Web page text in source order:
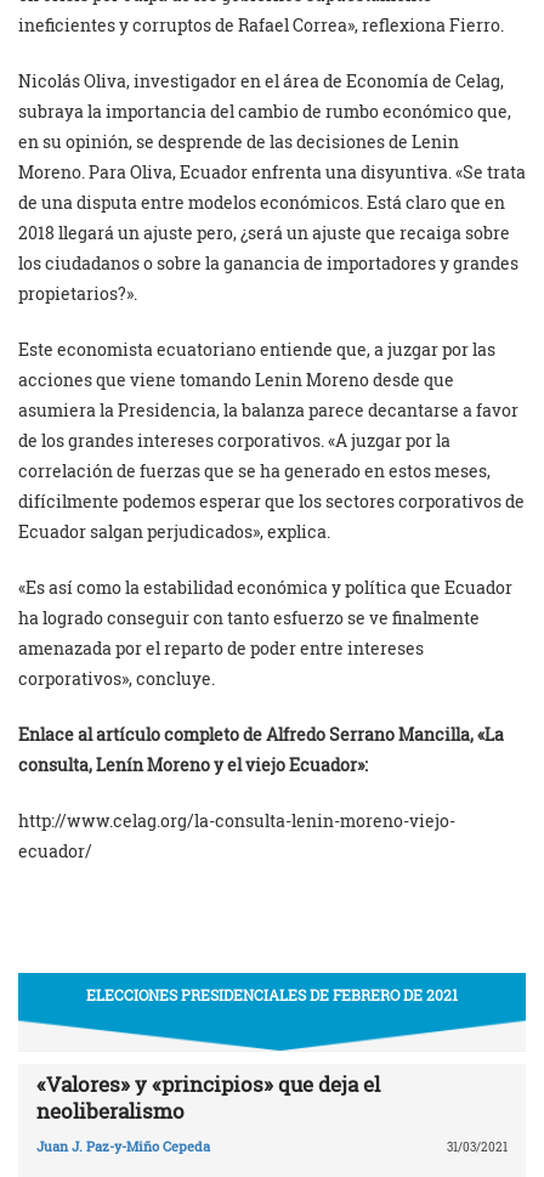
ineficientes y corruptos de Rafael Correa», reflexiona Fierro.
Nicolás Oliva, investigador en el área de Economía de Celag,
subraya la importancia del cambio de rumbo económico que,
en su opinión, se desprende de las decisiones de Lenin
Moreno. Para Oliva, Ecuador enfrenta una disyuntiva. «Se trata
de una disputa entre modelos económicos. Está claro que en
2018 llegará un ajuste pero, ¿será un ajuste que recaiga sobre
los ciudadanos o sobre la ganancia de importadores y grandes
propietarios?».
Este economista ecuatoriano entiende que, a juzgar por las
acciones que viene tomando Lenin Moreno desde que
asumiera la Presidencia, la balanza parece decantarse a favor
de los grandes intereses corporativos. «A juzgar por la
correlación de fuerzas que se ha generado en estos meses,
difícilmente podemos esperar que los sectores corporativos de
Ecuador salgan perjudicados», explica.
«Es así como la estabilidad económica y política que Ecuador
ha logrado conseguir con tanto esfuerzo se ve finalmente
amenazada por el reparto de poder entre intereses
corporativos», concluye.
Enlace al artículo completo de Alfredo Serrano Mancilla, «La
consulta, Lenín Moreno y el viejo Ecuador»:
http://www.celag.org/la-consulta-lenin-moreno-viejo-
ecuador/
ELECCIONES PRESIDENCIALES DE FEBRERO DE 2021
«Valores» y «principios» que deja el
neoliberalismo
Juan J. Paz-y-Miño Cepeda 31/03/2021